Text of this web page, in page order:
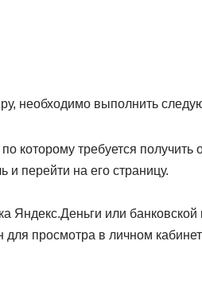
необходимо выполнить
которому требуется получить
перейти на его страницу.
Яндекс.Деньги или банковской
для просмотра в личном